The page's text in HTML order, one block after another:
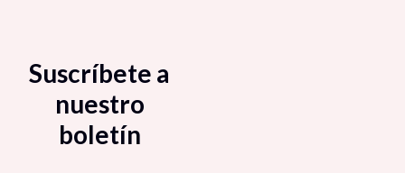
La composición de una región caracterizada por
la violencia: Chimalhuacán, Estado de México
Suscríbete a
nuestro
boletín